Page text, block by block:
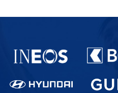
Partenaires du lausanne-Sport